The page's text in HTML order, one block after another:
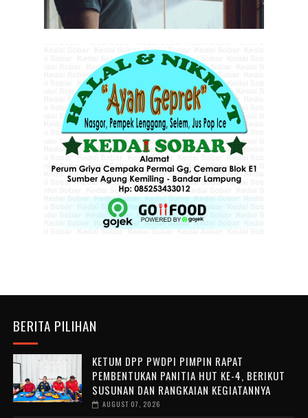
BERITA PILIHAN
KETUM DPP PWDPI PIMPIN RAPAT
PEMBENTUKAN PANITIA HUT KE-4, BERIKUT
SUSUNAN DAN RANGKAIAN KEGIATANNYA
AUGUST 07, 2026